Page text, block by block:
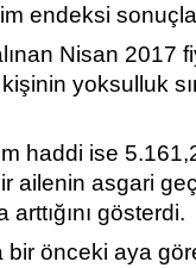
endeksi
Nisan 2017
yoksulluk
haddi ise
ailenin asgari
gösterdi.
bir önceki aya